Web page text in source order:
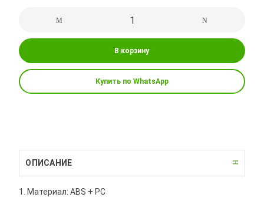
В корзину
Купить по WhatsApp
ОПИСАНИЕ
1. Материал: ABS + PC